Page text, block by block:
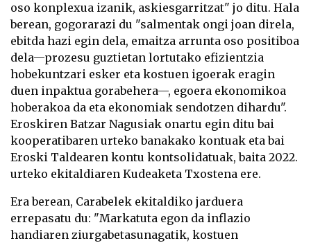
oso konplexua izanik, askiesgarritzat" jo ditu. Hala
berean, gogorarazi du "salmentak ongi joan direla,
ebitda hazi egin dela, emaitza arrunta oso positiboa
dela—prozesu guztietan lortutako efizientzia
hobekuntzari esker eta kostuen igoerak eragin
duen inpaktua gorabehera—, egoera ekonomikoa
hoberakoa da eta ekonomiak sendotzen dihardu".
Eroskiren Batzar Nagusiak onartu egin ditu bai
kooperatibaren urteko banakako kontuak eta bai
Eroski Taldearen kontu kontsolidatuak, baita 2022.
urteko ekitaldiaren Kudeaketa Txostena ere.
Era berean, Carabelek ekitaldiko jarduera
errepasatu du: "Markatuta egon da inflazio
handiaren ziurgabetasunagatik, kostuen